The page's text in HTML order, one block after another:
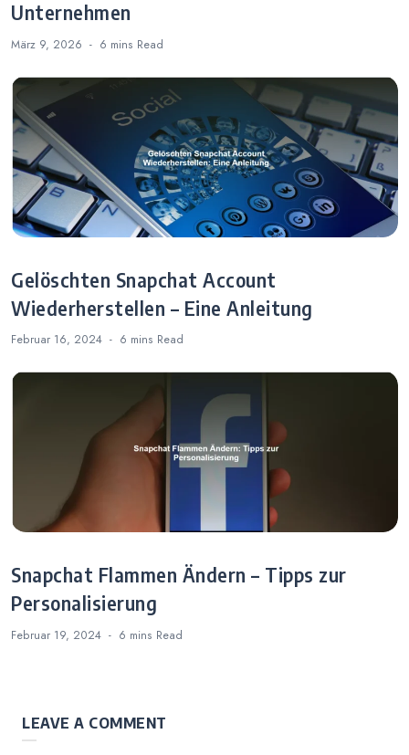
Unternehmen
März 9, 2026 6 mins Read
Gelöschten Snapchat Account
Wiederherstellen – Eine Anleitung
Februar 16, 2024 6 mins Read
Snapchat Flammen Ändern – Tipps zur
Personalisierung
Februar 19, 2024 6 mins Read
LEAVE A COMMENT